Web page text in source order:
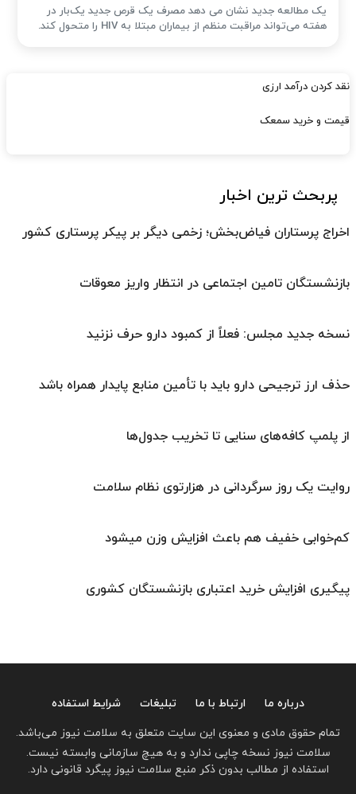
یک مطالعه جدید نشان می دهد مصرف یک قرص جدید یک‌بار در
هفته می‌تواند مراقبت منظم از بیماران مبتلا به HIV را متحول کند.
نقد کردن درآمد ارزی
قیمت و خرید سمعک
پربحث ترین اخبار
اخراج پرستاران فیاض‌بخش؛ زخمی دیگر بر پیکر پرستاری کشور
بازنشستگان تامین اجتماعی در انتظار واریز معوقات
نسخه جدید مجلس: فعلاً از کمبود دارو حرف نزنید
حذف ارز ترجیحی دارو باید با تأمین منابع پایدار همراه باشد
از پلمپ کافه‌های سنایی تا تخریب جدول‌ها
روایت یک روز سرگردانی در هزارتوی نظام سلامت
کم‌خوابی خفیف هم باعث افزایش وزن میشود
پیگیری افزایش خرید اعتباری بازنشستگان کشوری
درباره ما ارتباط با ما تبلیغات
شرایط استفاده
تمام حقوق مادی و معنوی این سایت متعلق به سلامت نیوز می‌باشد.
سلامت نیوز نسخه چاپی ندارد و به هیچ سازمانی وابسته نیست.
استفاده از مطالب بدون ذکر منبع سلامت نیوز پیگرد قانونی دارد.